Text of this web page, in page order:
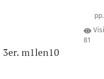
81
m1len10